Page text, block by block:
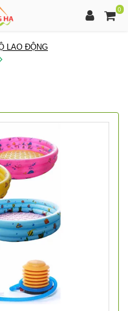
0
LAO ĐỘNG